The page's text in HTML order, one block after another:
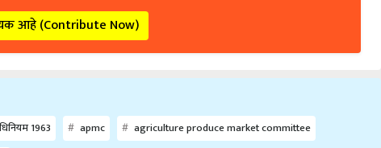
आहे (Contribute Now)
1963 apmc
agriculture produce market committee